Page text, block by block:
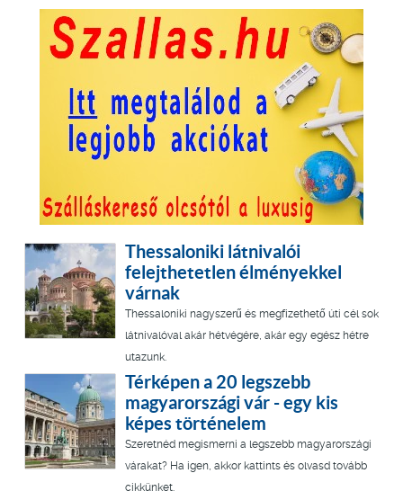
Thessaloniki látnivalói
felejthetetlen élményekkel
várnak
Thessaloniki nagyszerű és megfizethető úti cél sok
látnivalóval akár hétvégére, akár egy egész hétre
utazunk.
Térképen a 20 legszebb
magyarországi vár - egy kis
képes történelem
Szeretnéd megismerni a legszebb magyarországi
várakat? Ha igen, akkor kattints és olvasd tovább
cikkünket.